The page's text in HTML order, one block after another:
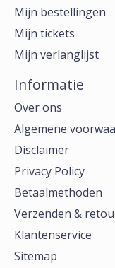
Mijn bestellingen
Mijn tickets
Mijn verlanglijst
Informatie
Over ons
Algemene
Disclaimer
Privacy Policy
Betaalmethoden
Verzenden &
Klantenservice
Sitemap